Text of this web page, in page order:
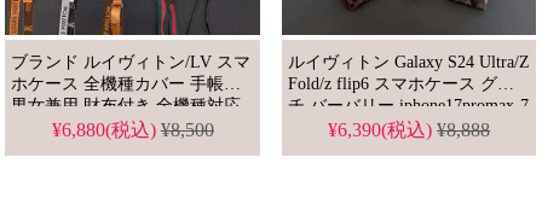
ブランド ルイヴィトン/LV スマ
ホケース 全機種カバー 手帳型
男女兼用 財布付き 全機種対応
ケース¥6,880(税込)¥8,500
ルイヴィトン Galaxy S24 Ultra/Z
Fold/z flip6 スマホケース グッ
チ バーバリー iphone17promax-7
用保護ケース
¥6,390(税込)¥8,888